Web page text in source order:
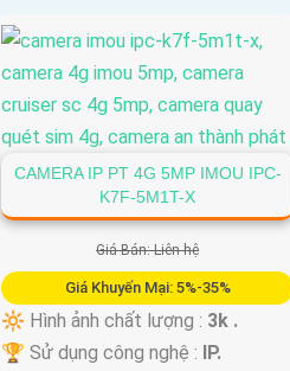
CAMERA IP PT 4G 5MP IMOU IPC-
K7F-5M1T-X
Giá Bán: Liên hệ
Giá Khuyến Mại: 5%-35%
🔆 Hình ảnh chất lượng : 3k .
🏆 Sử dụng công nghệ : IP.